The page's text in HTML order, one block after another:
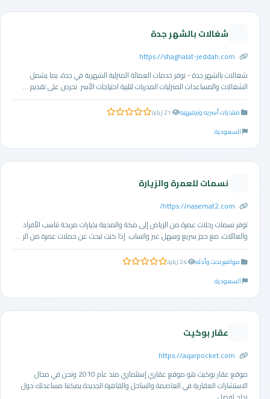
شغالات بالشهر جدة
https://shaghalat-jeddah.com
شغالات بالشهر جدة - نوفر خدمات العمالة المنزلية الشهرية في جدة، بما يشمل
الشغالات والمساعدات المنزليات المدربات لتلبية احتياجات الأسر. نحرص على تقديم ...
منتديات أسريه وترفيهيه 0.0 من 5 نجوم
السعودية
نسمات للعمرة والزيارة
https://nasemat2.com/
توفر نسمات رحلات عمرة من الرياض إلى مكة والمدينة بخيارات مريحة تناسب الأفراد
والعائلات، مع حجز سريع وسهل عبر واتساب. إذا كنت تبحث عن حملات عمرة من الر ...
مواقع بحث وأدله 0.0 من 5 نجوم
السعودية
عقار بوكيت
https://aqarpocket.com
موقع عقار بوكيت هو موقع عقاري إستثماري منذ عام 2010 ونحن في مجال
الاستشارات العقارية في العاصمة والساحل والقاهرة الجديدة يمكننا مساعدتك حول